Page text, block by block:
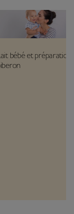
bébé et préparation